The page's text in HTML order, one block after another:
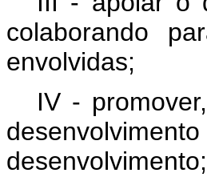
colaborando
envolvidas;
IV -
desenvolvimento;